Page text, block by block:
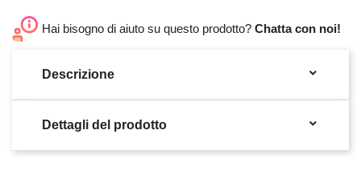
Hai bisogno di aiuto su questo prodotto? Chatta con noi!
Descrizione 
Dettagli del prodotto 